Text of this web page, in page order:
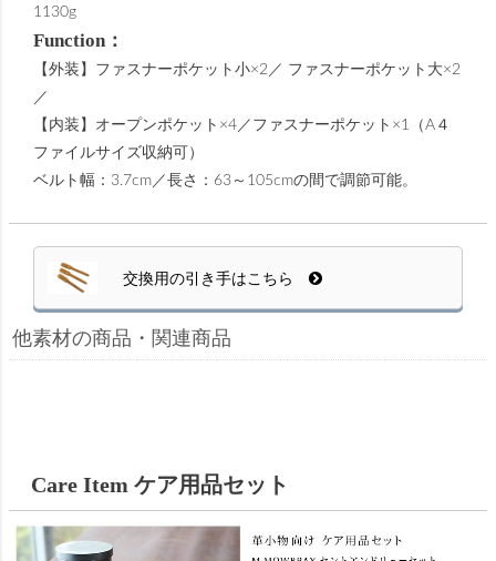
1130g
Function：
【外装】ファスナーポケット小×2／ ファスナーポケット大×2
／
【内装】オープンポケット×4／ファスナーポケット×1（A４
ファイルサイズ収納可）
ベルト幅：3.7cm／長さ：63～105cmの間で調節可能。
交換用の引き手はこちら
他素材の商品・関連商品
Care Item ケア用品セット